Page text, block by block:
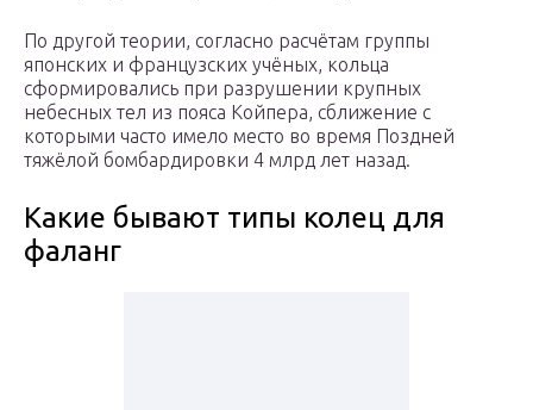
По другой теории, согласно расчётам группы
японских и французских учёных, кольца
сформировались при разрушении крупных
небесных тел из пояса Койпера, сближение с
которыми часто имело место во время Поздней
тяжёлой бомбардировки 4 млрд лет назад.
Какие бывают типы колец для
фаланг